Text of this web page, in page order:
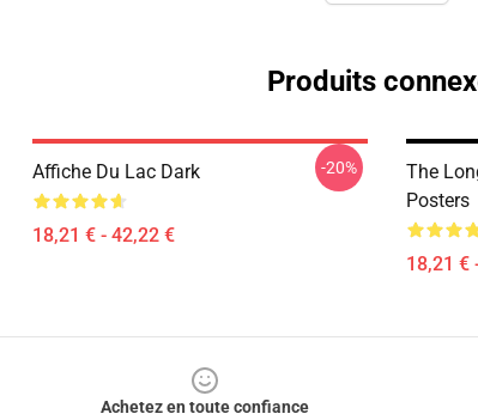
Produits
Affiche Du Lac Dark
18,21 € - 42,22 €
-20%
The
Posters
18,21 €
Achetez en toute confiance